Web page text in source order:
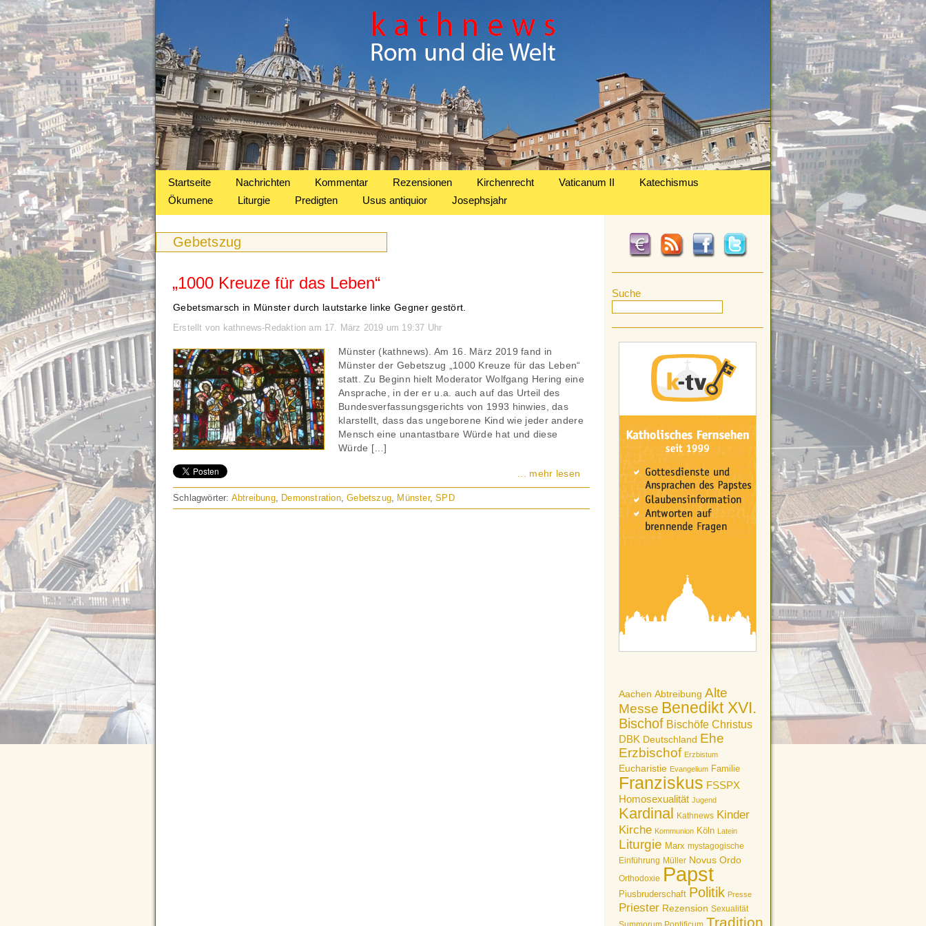
Startseite Nachrichten Kommentar Rezensionen Kirchenrecht Vaticanum II
Katechismus
Ökumene
Liturgie Predigten Usus antiquior Josephsjahr
Suche
Aachen Abtreibung Alte
Messe Benedikt XVI.
Bischof Bischöfe Christus
DBK Deutschland Ehe
Erzbischof Erzbistum
Eucharistie Evangelium Familie
Franziskus FSSPX
Homosexualität Jugend
Kardinal Kathnews Kinder
Kirche Kommunion Köln Latein
Liturgie Marx mystagogische
Einführung Müller Novus Ordo
Orthodoxie Papst
Piusbruderschaft Politik Presse
Priester Rezension Sexualität
Tradition
Gebetszug
„1000 Kreuze für das Leben“
Gebetsmarsch in Münster durch lautstarke linke Gegner gestört.
Erstellt von kathnews-Redaktion am 17. März 2019 um 19:37 Uhr
Münster (kathnews). Am 16. März 2019 fand in
Münster der Gebetszug „1000 Kreuze für das Leben“
statt. Zu Beginn hielt Moderator Wolfgang Hering eine
Ansprache, in der er u.a. auch auf das Urteil des
Bundesverfassungsgerichts von 1993 hinwies, das
klarstellt, dass das ungeborene Kind wie jeder andere
Mensch eine unantastbare Würde hat und diese
Würde […]
... mehr lesen
Schlagwörter: Abtreibung, Demonstration,Gebetszug, Münster,SPD